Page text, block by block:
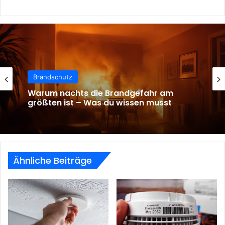
Brandschutz
Die häufigsten Brandursachen im
Haushalt – und wie du sie vermeidest
Ähnliche Beiträge